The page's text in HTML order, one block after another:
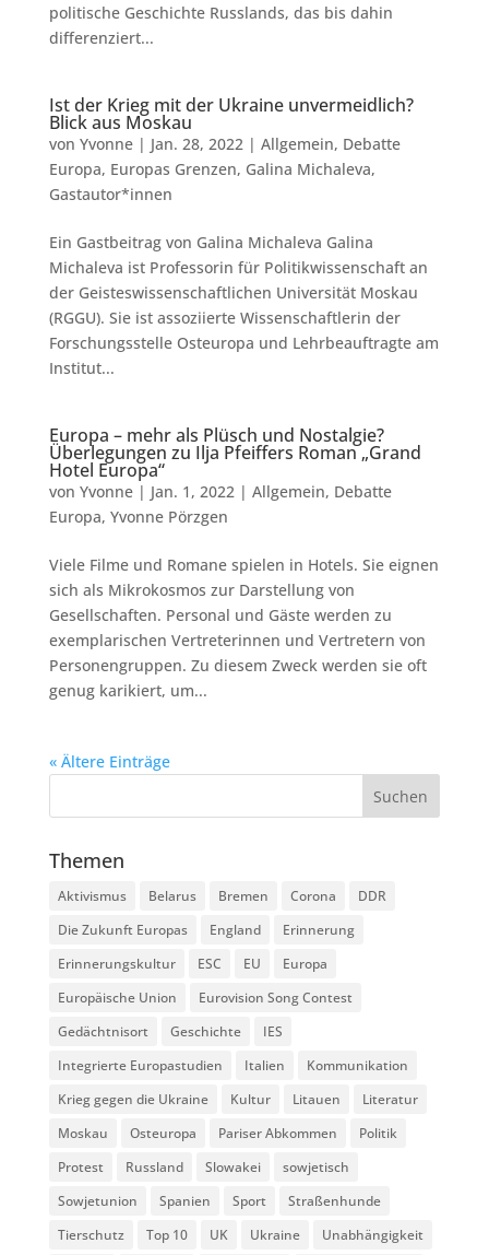
politische Geschichte Russlands, das bis dahin
differenziert...
Ist der Krieg mit der Ukraine unvermeidlich?
Blick aus Moskau
von Yvonne| Jan. 28, 2022| Allgemein, Debatte
Europa, Europas Grenzen, Galina Michaleva,
Gastautor*innen
Ein Gastbeitrag von Galina Michaleva Galina
Michaleva ist Professorin für Politikwissenschaft an
der Geisteswissenschaftlichen Universität Moskau
(RGGU). Sie ist assoziierte Wissenschaftlerin der
Forschungsstelle Osteuropa und Lehrbeauftragte am
Institut...
Europa – mehr als Plüsch und Nostalgie?
Überlegungen zu Ilja Pfeiffers Roman „Grand
Hotel Europa“
von Yvonne| Jan. 1, 2022| Allgemein, Debatte
Europa, Yvonne Pörzgen
Viele Filme und Romane spielen in Hotels. Sie eignen
sich als Mikrokosmos zur Darstellung von
Gesellschaften. Personal und Gäste werden zu
exemplarischen Vertreterinnen und Vertretern von
Personengruppen. Zu diesem Zweck werden sie oft
genug karikiert, um...
« Ältere Einträge
Themen
Aktivismus Belarus Bremen Corona
DDR
Die Zukunft Europas
England
Erinnerung
Erinnerungskultur
ESC EU
Europa
Europäische Union
Eurovision Song Contest
Gedächtnisort
Geschichte
IES
Integrierte Europastudien
Italien
Kommunikation
Krieg gegen die Ukraine
Kultur Litauen
Literatur
Moskau
Osteuropa Pariser Abkommen
Politik
Protest
Russland Slowakei
sowjetisch
Sowjetunion
Spanien Sport
Straßenhunde
Tierschutz
Top 10 UK Ukraine Unabhängigkeit